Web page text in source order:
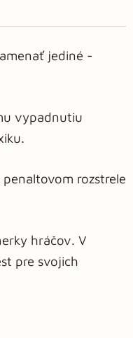
jediné -
vypadnutiu
rozstrele
hráčov. V
pre svojich